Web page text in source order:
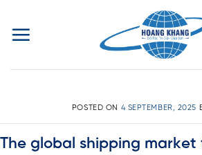
content
POSTED ON 4 SEPTEMBER, 2025
The global shipping market